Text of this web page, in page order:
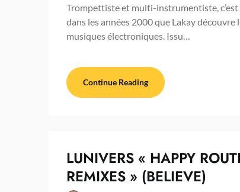
Trompettiste et multi-instrumentiste, c’est
dans les années 2000 que Lakay découvre
musiques électroniques. Issu…
Continue Reading
LUNIVERS « HAPPY
REMIXES » (BELIEVE)